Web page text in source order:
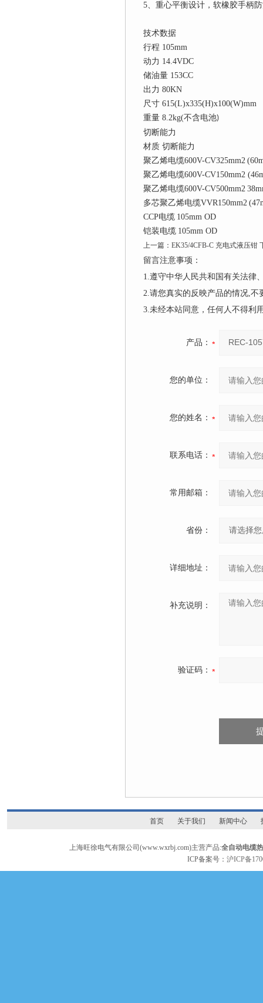
5、重心平衡设计，软橡胶手柄
技术数据
行程 105mm
动力 14.4VDC
储油量 153CC
出力 80KN
尺寸 615(L)x335(H)x100(W)mm
重量 8.2kg(不含电池)
切断能力
材质 切断能力
聚乙烯电缆600V-CV325mm2
聚乙烯电缆600V-CV150mm2
聚乙烯电缆600V-CV500mm2
多芯聚乙烯电缆VVR150mm2
CCP电缆 105mm OD
铠装电缆 105mm OD
上一篇： EK35/4CFB-C 充电式液压钳
留言注意事项：
1.遵守中华人民共和国有关法律
2.请您真实的反映产品的情况,
3.未经本站同意，任何人不得利
产品：
您的单位：
您的姓名：
联系电话：
常用邮箱：
省份：
详细地址：
补充说明：
验证码：
首页 关于我们 新闻中心
上海旺徐电气有限公司(www.wxrbj.com)主营产品:全自动电缆
ICP备案号：沪ICP备